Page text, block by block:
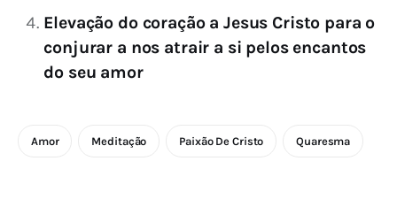
Elevação do coração a Jesus Cristo para o
conjurar a nos atrair a si pelos encantos
do seu amor
Amor Meditação Paixão De Cristo Quaresma